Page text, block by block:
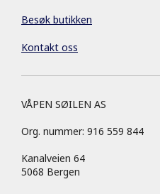
Besøk butikken
Kontakt oss
VÅPEN SØILEN AS
Org. nummer: 916 559 844
Kanalveien 64
5068 Bergen